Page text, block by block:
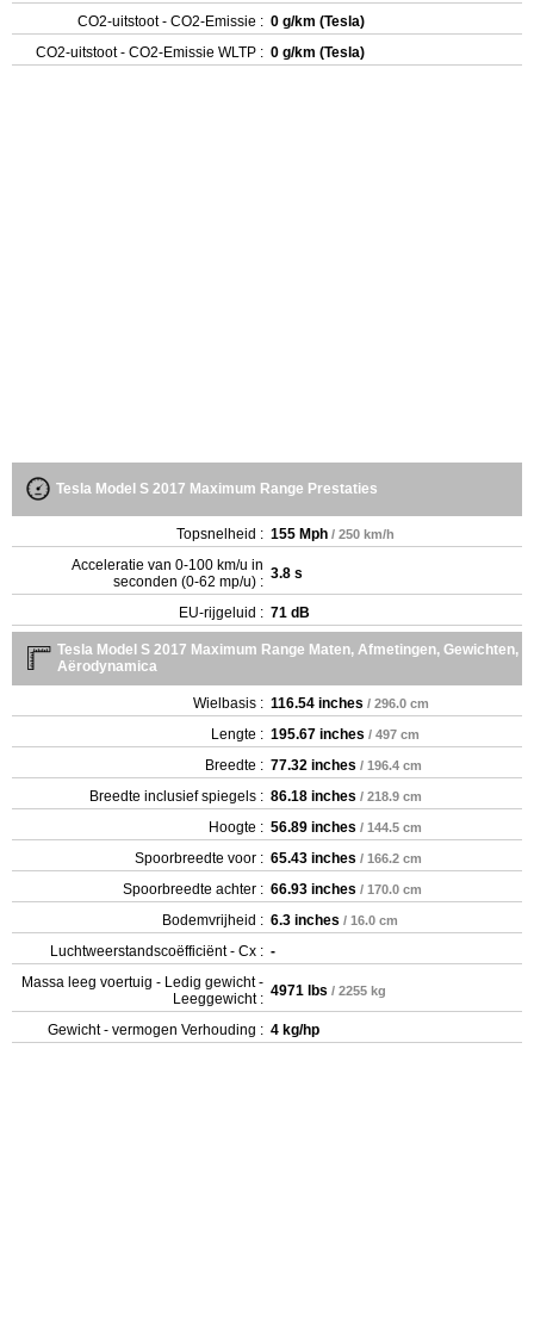
CO2-uitstoot - CO2-Emissie : 0 g/km (Tesla)
CO2-uitstoot - CO2-Emissie WLTP : 0 g/km (Tesla)
Tesla Model S 2017 Maximum Range Prestaties
Topsnelheid : 155 Mph / 250 km/h
Acceleratie van 0-100 km/u in
seconden (0-62 mp/u) : 3.8 s
EU-rijgeluid : 71 dB
Tesla Model S 2017 Maximum Range Maten, Afmetingen, Gewichten,
Aërodynamica
Wielbasis : 116.54 inches / 296.0 cm
Lengte : 195.67 inches / 497 cm
Breedte : 77.32 inches / 196.4 cm
Breedte inclusief spiegels : 86.18 inches / 218.9 cm
Hoogte : 56.89 inches / 144.5 cm
Spoorbreedte voor : 65.43 inches / 166.2 cm
Spoorbreedte achter : 66.93 inches / 170.0 cm
Bodemvrijheid : 6.3 inches / 16.0 cm
Luchtweerstandscoëfficiënt - Cx : -
Massa leeg voertuig - Ledig gewicht -
Leeggewicht : 4971 lbs / 2255 kg
Gewicht - vermogen Verhouding : 4 kg/hp